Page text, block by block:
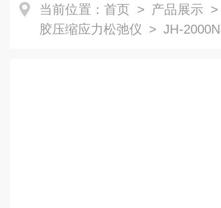
当前位置： 首页 > 产品展示
胶压缩应力松弛仪 > JH-